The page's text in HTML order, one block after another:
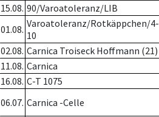
15.08. 90/Varoatoleranz/LIB
01.08. Varoatoleranz/Rotkäppchen/4-
10
02.08. Carnica Troiseck Hoffmann (21)
11.08. Carnica
16.08. C-T 1075
06.07. Carnica -Celle